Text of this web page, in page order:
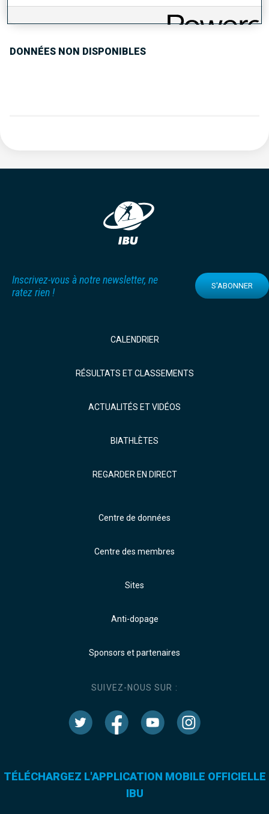
TENDANCE DES PERFORMANCES
DONNÉES NON DISPONIBLES
Inscrivez-vous à notre newsletter, ne
ratez rien !
S'ABONNER
CALENDRIER
RÉSULTATS ET CLASSEMENTS
ACTUALITÉS ET VIDÉOS
BIATHLÈTES
REGARDER EN DIRECT
Centre de données
Centre des membres
Sites
Anti-dopage
Sponsors et partenaires
SUIVEZ-NOUS SUR :
TÉLÉCHARGEZ L'APPLICATION MOBILE OFFICIELLE
IBU